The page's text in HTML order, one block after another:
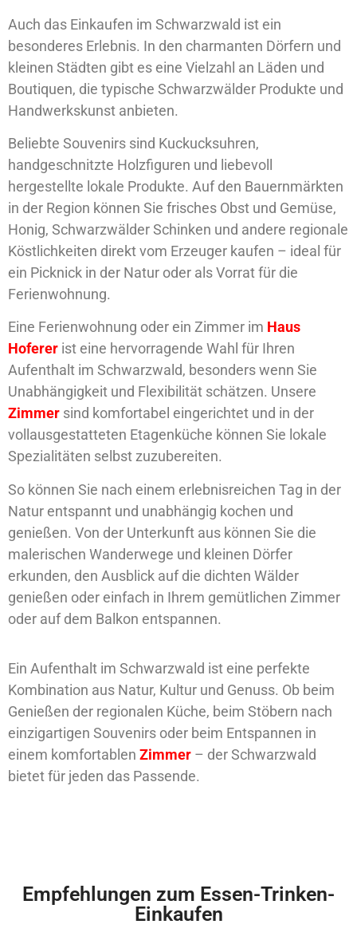
Auch das Einkaufen im Schwarzwald ist ein
besonderes Erlebnis. In den charmanten Dörfern und
kleinen Städten gibt es eine Vielzahl an Läden und
Boutiquen, die typische Schwarzwälder Produkte und
Handwerkskunst anbieten.
Beliebte Souvenirs sind Kuckucksuhren,
handgeschnitzte Holzfiguren und liebevoll
hergestellte lokale Produkte. Auf den Bauernmärkten
in der Region können Sie frisches Obst und Gemüse,
Honig, Schwarzwälder Schinken und andere regionale
Köstlichkeiten direkt vom Erzeuger kaufen – ideal für
ein Picknick in der Natur oder als Vorrat für die
Ferienwohnung.
Eine Ferienwohnung oder ein Zimmer im Haus
Hoferer ist eine hervorragende Wahl für Ihren
Aufenthalt im Schwarzwald, besonders wenn Sie
Unabhängigkeit und Flexibilität schätzen. Unsere
Zimmer sind komfortabel eingerichtet und in der
vollausgestatteten Etagenküche können Sie lokale
Spezialitäten selbst zuzubereiten.
So können Sie nach einem erlebnisreichen Tag in der
Natur entspannt und unabhängig kochen und
genießen. Von der Unterkunft aus können Sie die
malerischen Wanderwege und kleinen Dörfer
erkunden, den Ausblick auf die dichten Wälder
genießen oder einfach in Ihrem gemütlichen Zimmer
oder auf dem Balkon entspannen.
Ein Aufenthalt im Schwarzwald ist eine perfekte
Kombination aus Natur, Kultur und Genuss. Ob beim
Genießen der regionalen Küche, beim Stöbern nach
einzigartigen Souvenirs oder beim Entspannen in
einem komfortablen Zimmer – der Schwarzwald
bietet für jeden das Passende.
Empfehlungen zum Essen-Trinken-
Einkaufen